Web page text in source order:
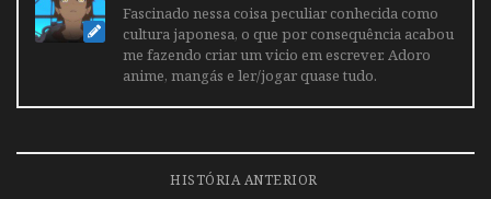
Fascinado nessa coisa peculiar conhecida como
cultura japonesa, o que por consequência acabou
me fazendo criar um vicio em escrever. Adoro
anime, mangás e ler/jogar quase tudo.
HISTÓRIA ANTERIOR